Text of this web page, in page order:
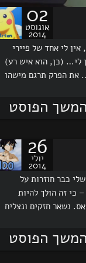
02
אוגוסט
2014
כן… זה אווטאר של פיקאצ'ו, אין לי אחד של פיירי
לי… (כן, הוא איש רע)
את הפרק תרגם מישהו
המשך הפוסט
26
יולי
2014
כבר חוזרות על
כי זה הולך להיות
נשאר חזקים ונצליח
המשך הפוסט